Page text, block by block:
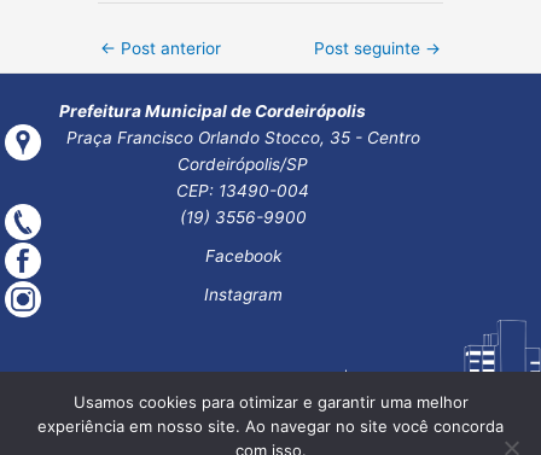
Post
← Post anterior Post seguinte →
Prefeitura Municipal de Cordeirópolis
Praça Francisco Orlando Stocco, 35 - Centro
Cordeirópolis/SP
CEP: 13490-004
(19) 3556-9900
Facebook
Instagram
Usamos cookies para otimizar e garantir uma melhor
experiência em nosso site. Ao navegar no site você concorda
com isso.